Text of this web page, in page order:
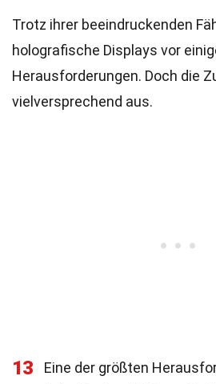
Trotz ihrer beeindruckenden
holografische Displays vor
Herausforderungen. Doch die
vielversprechend aus.
13
Eine der größten